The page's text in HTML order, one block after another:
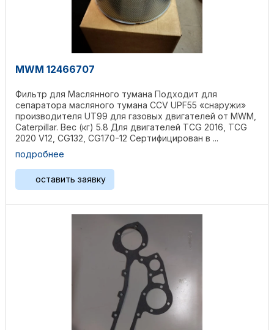
MWM 12466707
Фильтр для Маслянного тумана Подходит для
сепаратора масляного тумана CCV UPF55 «снаружи»
производителя UT99 для газовых двигателей от MWM,
Caterpillar. Вес (кг) 5.8 Для двигателей TCG 2016, TCG
2020 V12, CG132, CG170-12 Сертифицирован в ...
подробнее
оставить заявку